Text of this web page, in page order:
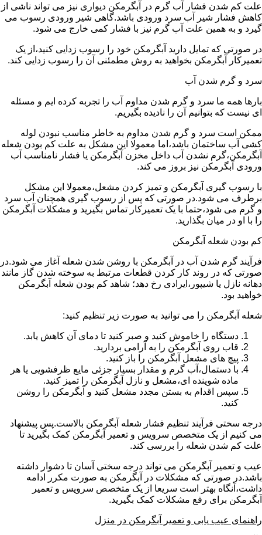
علت کم شدن فشار آب گرم در آبگرمکن دیواری نیز می تواند ناشی از
کاهش فشار شیر آب سرد ورودی باشد.گاهی شیر ورودی رسوب می
گیرد و به همین علت آب گرم نیز با فشار کمی خارج می شود.
در صورتی که تمایل دارید آبگرمکن خود را رسوب زدایی کنید،از یک
تعمیرکار آبگرمکن بخواهید به روش مطمئنی آن را رسوب زدایی کند.
سرد و گرم شدن آب
بارها همه ما سرد و گرم شدن مداوم آب را تجربه کرده ایم و مسئله
ای نیست که بتوانیم آن را نادیده بگیریم.
ممکن است سرد و گرم شدن مداوم به خاطر مناسب نبودن لوله
کشی آب ساختمان باشد،اما معمولا این مشکل به علت کم بودن شعله
آبگرمکن،گرم نشدن آب داخل مخزن آبگرمکن یا فشار نامناسب آب
ورودی آبگرمکن نیز بروز می کند.
با رسوب گیری آبگرمکن و تمیز کردن مشعل،معمولا این مشکل
برطرف می شود.در صورتی که پس از رسوب گیری همچنان آب سرد
و گرم می شود،حتما با یک تعمیرکار تماس بگیرید و مشکلات آبگرمکن
را با او در میان بگذارید.
کم بودن شعله آبگرمکن
فرآیند گرم شدن آب در آبگرمکن با روشن شدن شعله آغاز می شود.در
صورتی که در روند کار کردن قطعات مرتبط به سوخته شدن گاز مانند
دهانه نازل یا شیپور،ایرادی رخ دهد؛ شاهد کم بودن شعله آبگرمکن
خواهید بود.
شعله آبگرمکن را می توانید به صورت زیر تنظیم کنید:
دستگاه را خاموش کنید و صبر کنید تا دمای آن کاهش یابد.
قاب روی آبگرمکن را به آرامی بردارید.
پیچ های مشعل آبگرمکن را باز کنید.
با دستمال،آب گرم و مقدار بسیار جزئی مایع ظرفشویی یا هر
ماده شوینده ای،مشعل و نازل آبگرمکن را تمیز کنید.
سپس اقدام به بستن مجدد مشعل کنید و آبگرمکن را روشن
کنید.
درجه سختی فرآیند تنظیم فشار شعله آبگرمکن بالاست.پس پیشنهاد
می کنیم از یک متخصص سرویس و تعمیر آبگرمکن کمک بگیرید تا
علت کم شدن شعله را بررسی کند.
عیب و تعمیر آبگرمکن می تواند درجه سختی آسان تا دشوار داشته
باشد.در صورتی که مشکلات در آبگرمکن به صورت مکرر ادامه
داشت،آنگاه بهتر است سریعا از یک متخصص سرویس و تعمیر
آبگرمکن برای رفع مشکلات کمک بگیرید.
راهنمای عیب یابی و تعمیر آبگرمکن در منزل